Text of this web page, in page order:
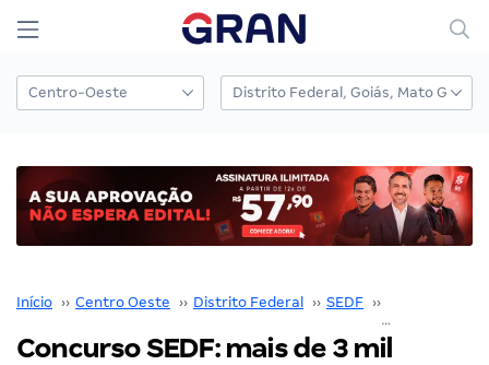
Início ›› Centro Oeste ›› Distrito Federal ›› SEDF ››
Concurso SEDF: mais de 3 mil